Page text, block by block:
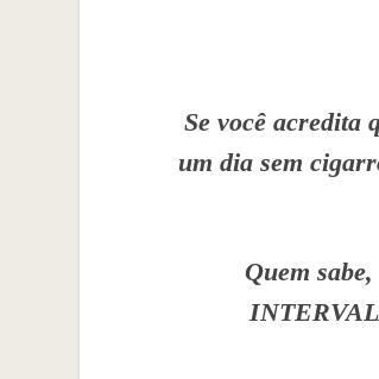
Se você acredita
um dia sem
Quem